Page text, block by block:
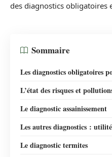
des diagnostics obligatoires
Sommaire
Les diagnostics obligatoires
L’état des risques et
Le diagnostic assainissement
Les autres diagnostics :
Le diagnostic termites